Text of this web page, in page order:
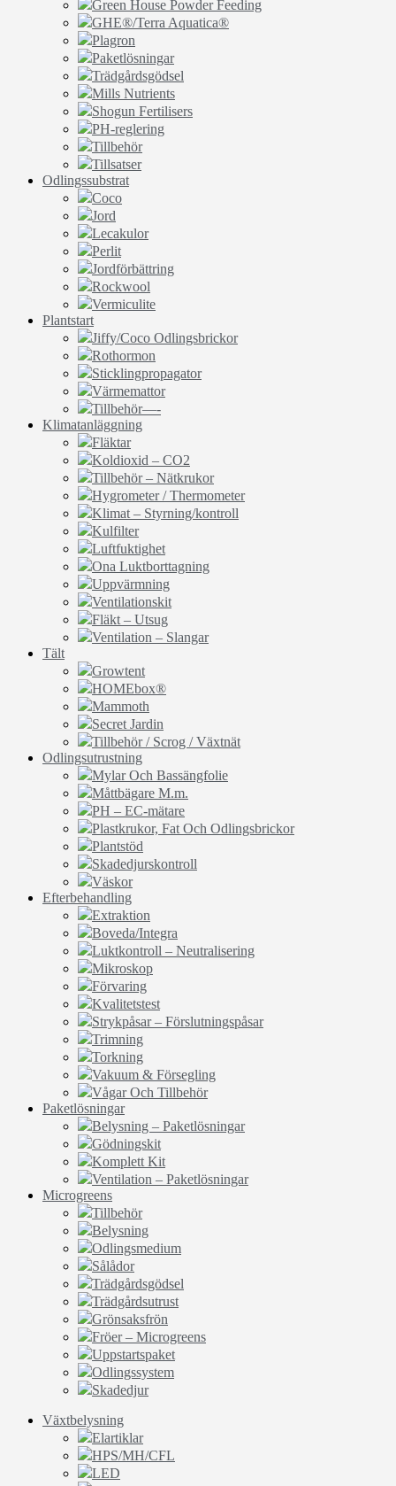
Green House Powder Feeding
GHE®/Terra Aquatica®
Plagron
Paketlösningar
Trädgårdsgödsel
Mills Nutrients
Shogun Fertilisers
PH-reglering
Tillbehör
Tillsatser
Odlingssubstrat
Coco
Jord
Lecakulor
Perlit
Jordförbättring
Rockwool
Vermiculite
Plantstart
Jiffy/Coco Odlingsbrickor
Rothormon
Sticklingpropagator
Värmemattor
Tillbehör—-
Klimatanläggning
Fläktar
Koldioxid – CO2
Tillbehör – Nätkrukor
Hygrometer / Thermometer
Klimat – Styrning/kontroll
Kulfilter
Luftfuktighet
Ona Luktborttagning
Uppvärmning
Ventilationskit
Fläkt – Utsug
Ventilation – Slangar
Tält
Growtent
HOMEbox®
Mammoth
Secret Jardin
Tillbehör / Scrog / Växtnät
Odlingsutrustning
Mylar Och Bassängfolie
Måttbägare M.m.
PH – EC-mätare
Plastkrukor, Fat Och Odlingsbrickor
Plantstöd
Skadedjurskontroll
Väskor
Efterbehandling
Extraktion
Boveda/Integra
Luktkontroll – Neutralisering
Mikroskop
Förvaring
Kvalitetstest
Strykpåsar – Förslutningspåsar
Trimning
Torkning
Vakuum & Försegling
Vågar Och Tillbehör
Paketlösningar
Belysning – Paketlösningar
Gödningskit
Komplett Kit
Ventilation – Paketlösningar
Microgreens
Tillbehör
Belysning
Odlingsmedium
Sålådor
Trädgårdsgödsel
Trädgårdsutrust
Grönsaksfrön
Fröer – Microgreens
Uppstartspaket
Odlingssystem
Skadedjur
Växtbelysning
Elartiklar
HPS/MH/CFL
LED